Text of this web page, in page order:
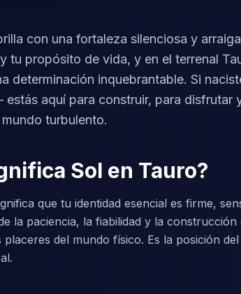
con una fortaleza silenciosa y
tu propósito de vida, y en el terrenal
determinación inquebrantable. Si
aquí para construir, para disfrutar
turbulento.
Sol en Tauro?
que tu identidad esencial es firme,
la paciencia, la fiabilidad y la
placeres del mundo físico. Es la posición